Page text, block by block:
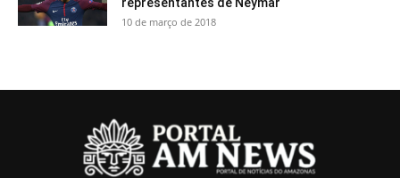
10 de março de 2018